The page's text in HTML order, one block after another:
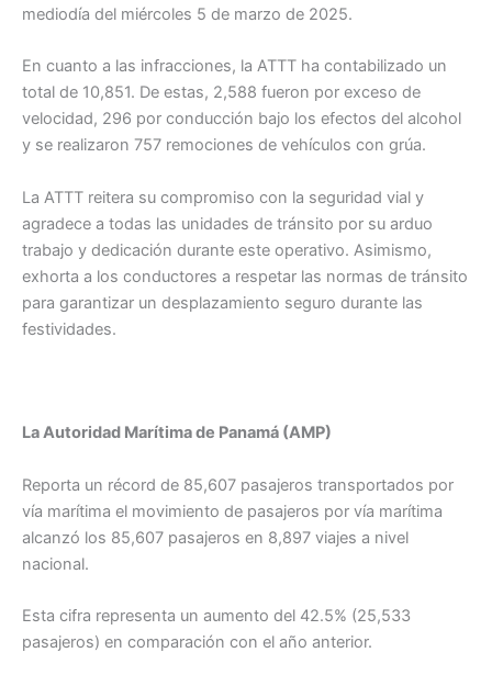
mediodía del miércoles 5 de marzo de 2025.
En cuanto a las infracciones, la ATTT ha contabilizado un
total de 10,851. De estas, 2,588 fueron por exceso de
velocidad, 296 por conducción bajo los efectos del alcohol
y se realizaron 757 remociones de vehículos con grúa.
La ATTT reitera su compromiso con la seguridad vial y
agradece a todas las unidades de tránsito por su arduo
trabajo y dedicación durante este operativo. Asimismo,
exhorta a los conductores a respetar las normas de tránsito
para garantizar un desplazamiento seguro durante las
festividades.
La Autoridad Marítima de Panamá (AMP)
Reporta un récord de 85,607 pasajeros transportados por
vía marítima el movimiento de pasajeros por vía marítima
alcanzó los 85,607 pasajeros en 8,897 viajes a nivel
nacional.
Esta cifra representa un aumento del 42.5% (25,533
pasajeros) en comparación con el año anterior.